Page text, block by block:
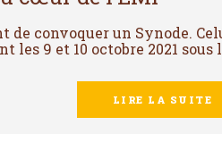
de convoquer un Synode.
les 9 et 10 octobre 2021 sous
LIRE LA SUITE